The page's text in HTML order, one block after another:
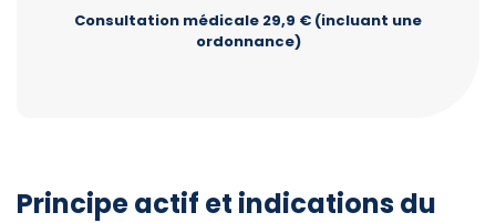
Consultation médicale 29,9 € (incluant une
ordonnance)
Principe actif et indications du